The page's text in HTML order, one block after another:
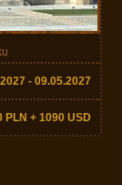
- 09.05.2027
PLN + 1090 USD